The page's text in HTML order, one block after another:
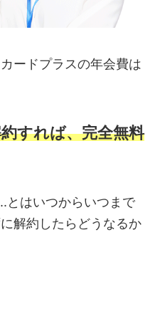
ードプラスの年会費は
すれば、完全無料
とはいつからいつまで
解約したらどうなるか